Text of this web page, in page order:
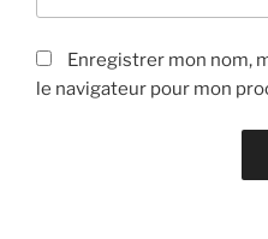
Enregistrer mon nom,
le navigateur pour mon